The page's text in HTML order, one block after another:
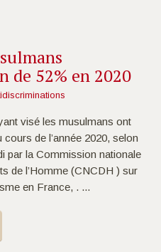
de 52% en 2020
visé les musulmans ont
de l’année 2020, selon
par la Commission nationale
de l’Homme (CNCDH ) sur
en France, . ...